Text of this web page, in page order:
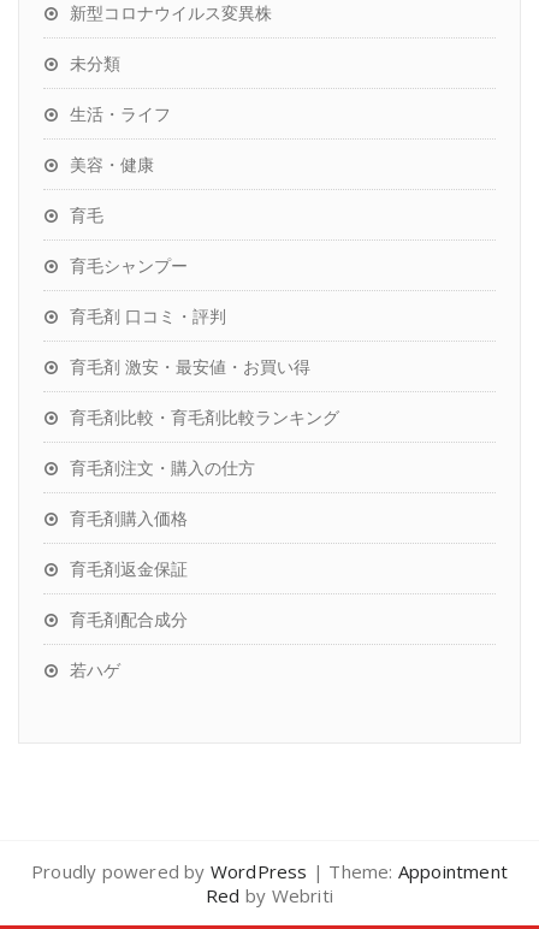
新型コロナウイルス変異株
未分類
生活・ライフ
美容・健康
育毛
育毛シャンプー
育毛剤 口コミ・評判
育毛剤 激安・最安値・お買い得
育毛剤比較・育毛剤比較ランキング
育毛剤注文・購入の仕方
育毛剤購入価格
育毛剤返金保証
育毛剤配合成分
若ハゲ
Proudly powered by WordPress | Theme: Appointment
Red by Webriti